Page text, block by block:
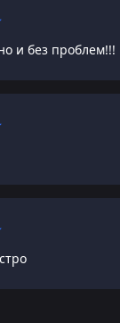
и без проблем!!!